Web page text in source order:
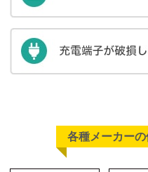
各種メーカーの